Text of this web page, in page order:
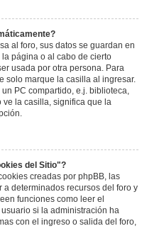
al foro, sus datos se guardan en
página o al cabo de cierto
usada por otra persona. Para
solo marque la casilla al ingresar.
PC compartido, e.j. biblioteca,
ve la casilla, significa que la
del Sitio"?
creadas por phpBB, las
determinados recursos del foro y
funciones como leer el
si la administración ha
con el ingreso o salida del foro,